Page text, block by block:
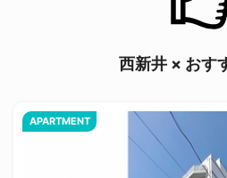
西新井 × おす
APARTMENT